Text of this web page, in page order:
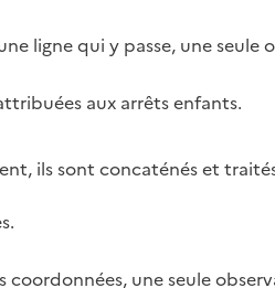
ligne qui y passe, une
aux arrêts enfants.
ils sont concaténés et
coordonnées, une seule